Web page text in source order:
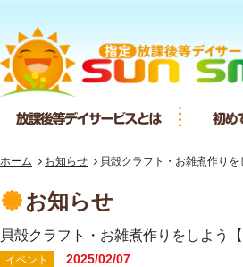
放課後等デ
ホーム お知らせ 貝殻クラフト・お雑煮作りを
お知らせ
貝殻クラフト・お雑煮作りをしよう【
イベント 2025/02/07